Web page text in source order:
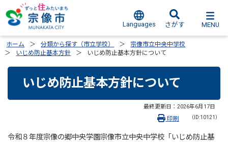
Languages さがす MENU
ホーム 分類から探す（市立学校）
宗像市立中央中学校
いじめ防止基本方針
いじめ防止基本方針について
いじめ防止基本方針について
最終更新日： 2026年6月17日
（ID:10121）
印刷
令和８年度宗像の郷中央学園宗像市立中央中学校「いじめ防止基